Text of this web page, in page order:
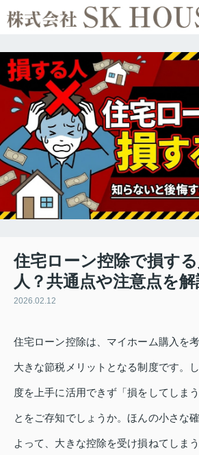
住宅ローン控除で損す
人？共通点や注意点を
2026.02.12
住宅ローン控除は、マイホーム購入を
大きな節税メリットとなる制度です。
度を上手に活用できず「損をしてしま
とをご存知でしょうか。ほんの小さな
よって、大きな控除を受け損ねてしま